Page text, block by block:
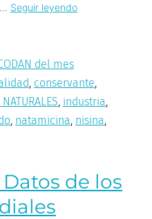
Seguir leyendo
del mes
conservante
industria
natamicina nisina
Datos de los